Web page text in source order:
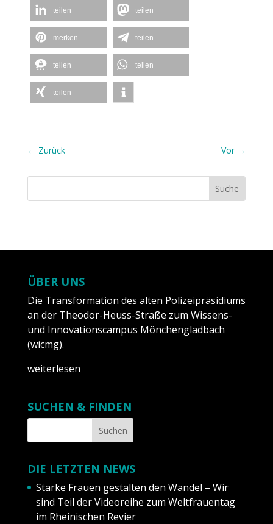
teilen teilen
merken teilen
teilen teilen
teilen
← Zurück Vor→
ÜBER UNS
Die Transformation des alten Polizeipräsidiums
an der Theodor-Heuss-Straße zum Wissens-
und Innovationscampus Mönchengladbach
(wicmg).
weiterlesen
SUCHEN & FINDEN
DIE LETZTEN NEWS
Starke Frauen gestalten den Wandel – Wir
sind Teil der Videoreihe zum Weltfrauentag
im Rheinischen Revier